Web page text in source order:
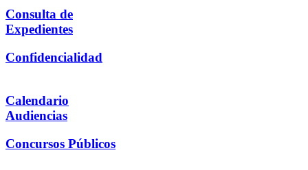
Consulta de
Expedientes
Confidencialidad
Calendario
Audiencias
Concursos Públicos